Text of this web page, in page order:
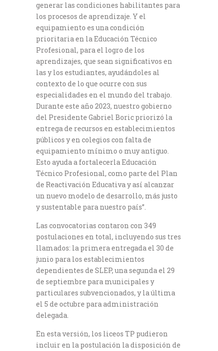
generar las condiciones habilitantes para
los procesos de aprendizaje. Y el
equipamiento es una condición
prioritaria en la Educación Técnico
Profesional, para el logro de los
aprendizajes, que sean significativos en
las y los estudiantes, ayudándoles al
contexto de lo que ocurre con sus
especialidades en el mundo del trabajo.
Durante este año 2023, nuestro gobierno
del Presidente Gabriel Boric priorizó la
entrega de recursos en establecimientos
públicos y en colegios con falta de
equipamiento mínimo o muy antiguo.
Esto ayuda a fortalecerla Educación
Técnico Profesional, como parte del Plan
de Reactivación Educativa y así alcanzar
un nuevo modelo de desarrollo, más justo
y sustentable para nuestro país”.
Las convocatorias contaron con 349
postulaciones en total, incluyendo sus tres
llamados: la primera entregada el 30 de
junio para los establecimientos
dependientes de SLEP, una segunda el 29
de septiembre para municipales y
particulares subvencionados, y la última
el 5 de octubre para administración
delegada.
En esta versión, los liceos TP pudieron
incluir en la postulación la disposición de